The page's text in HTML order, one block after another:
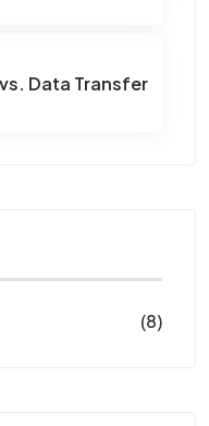
Data Transfer
(8)